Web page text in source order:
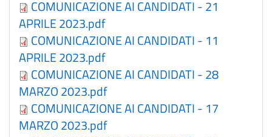
COMUNICAZIONE AI CANDIDATI - 21
APRILE 2023.pdf
COMUNICAZIONE AI CANDIDATI - 11
APRILE 2023.pdf
COMUNICAZIONE AI CANDIDATI - 28
MARZO 2023.pdf
COMUNICAZIONE AI CANDIDATI - 17
MARZO 2023.pdf